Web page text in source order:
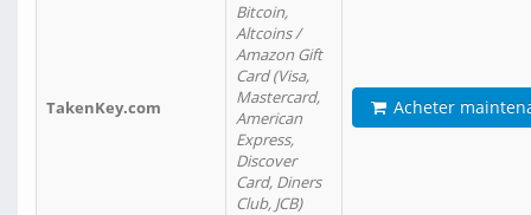
TakenKey.com
Bitcoin,
Altcoins /
Amazon Gift
Card (Visa,
Mastercard,
American
Express,
Discover
Card, Diners
Club, JCB)
Acheter